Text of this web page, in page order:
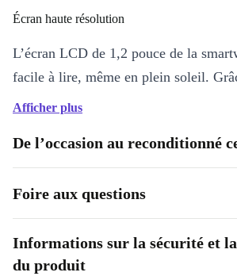
Écran haute résolution
L’écran LCD de 1,2 pouce de la
facile à lire, même en plein soleil.
toujours garder le contrôle de ta
Afficher plus
De l’occasion au reconditionné
Foire aux questions
Informations sur la sécurité et
du produit